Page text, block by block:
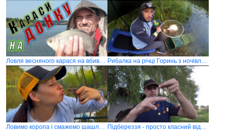
Ловля весняного карася на вбивцю карася Рибалка на річці Горинь з ночівлею біля села Хотин
Ловимо коропа і смажемо шашлики на озері в лісі Підбереззя - просто класний відпочинок